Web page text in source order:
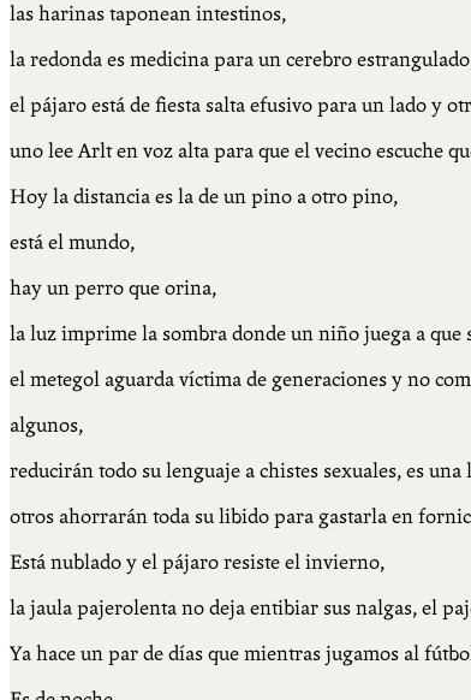
las harinas taponean intestinos,
la redonda es medicina para un cerebro
el pájaro está de fiesta salta efusivo para un lado y
uno lee Arlt en voz alta para que el vecino escuche
Hoy la distancia es la de un pino a otro pino,
está el mundo,
hay un perro que orina,
la luz imprime la sombra donde un niño juega a que
el metegol aguarda víctima de generaciones y no
algunos,
reducirán todo su lenguaje a chistes sexuales, es
otros ahorrarán toda su libido para gastarla en
Está nublado y el pájaro resiste el invierno,
la jaula pajerolenta no deja entibiar sus nalgas, el
Ya hace un par de días que mientras jugamos al